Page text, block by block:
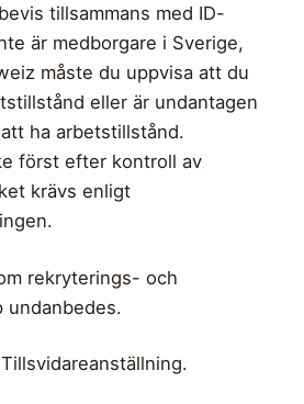
tillsammans med ID-
är medborgare i Sverige,
måste du uppvisa att du
eller är undantagen
ha arbetstillstånd.
först efter kontroll av
krävs enligt
rekryterings- och
undanbedes.